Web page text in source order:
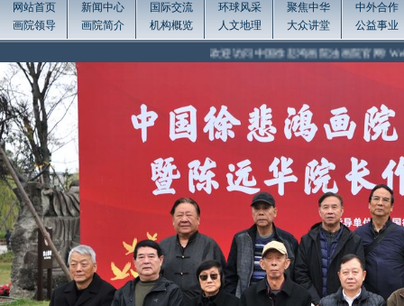
网站首页
画院领导
新闻中心
画院简介
国际交流
机构概览
环球风采
人文地理
聚焦中华
大众讲堂
中外合作
公益事业
欢迎访问中国徐悲鸿画院油画院官网!